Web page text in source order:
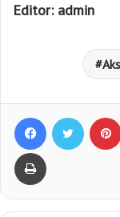
Editor: admin